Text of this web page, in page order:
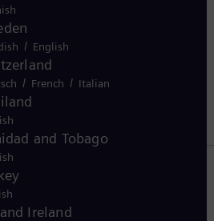
/ English
/ French / Italian
and Tobago
Ireland